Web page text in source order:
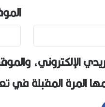
الإلكتروني،
المرة المقبلة في